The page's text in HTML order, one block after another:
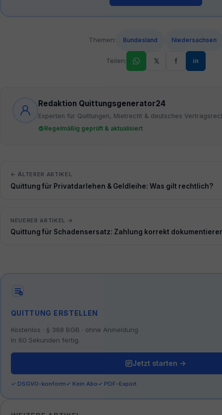
Themen: Bundesland Niedersachsen
Teilen: 𝕏 f in
Redaktion Quittungsgenerator24
Experten für Quittungen, Mietrecht & deutsches
Regelmäßig geprüft & aktualisiert
← ÄLTERER ARTIKEL
Quittung für Privatdarlehen & Geldleihe: Was gilt rechtlich?
NEUERER ARTIKEL →
Quittung für Schadensersatz: Zahlung korrekt
QUITTUNG ERSTELLEN
Kostenlos · § 368 BGB · ohne Anmeldung
In 60 Sekunden fertig.
Jetzt starten →
✓ DSGVO-konform✓ Kein Abo✓ PDF-Export